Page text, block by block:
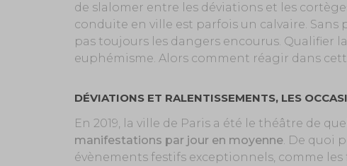
de slalomer entre les déviations et les
conduite en ville est parfois un calvaire.
pas toujours les dangers encourus. Qualifier
euphémisme. Alors comment réagir dans
DÉVIATIONS ET RALENTISSEMENTS, LES
En 2019, la ville de Paris a été le théâtre de
manifestations par jour en moyenne. De quoi
évènements festifs exceptionnels, comme